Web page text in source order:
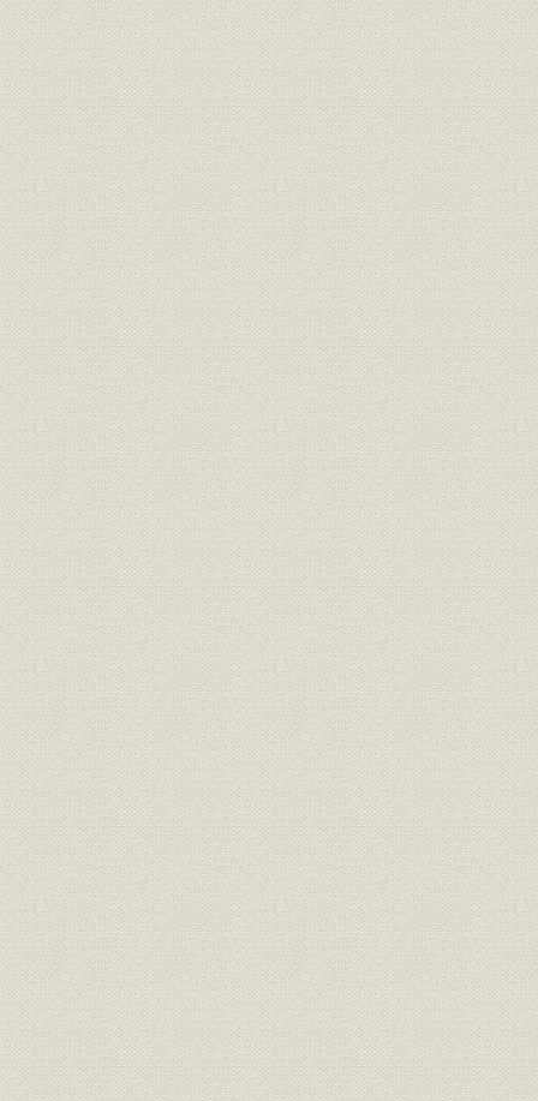
(1) 不換紙幣の整理
(2) 日本銀行設立の建議
(3) 日本銀行条例の制定過程
(4) 日本銀行条例の制定
(5) 田口卯吉の批判
6. 日本銀行の開業
(1) 創立事務の開始
(2) 株主の募集
(3) 開業準備
(4) 開業
(5) 日本銀行創立の意義
第2章 草創期の日本銀行(明治15年~29年)―中央銀行業務の基礎固
1. 公定歩合の設定
(1) 公定歩合体系の整備
(2) 大阪支店の公定歩合
2. 国庫・国債事務の取扱い
(1) 国庫金の取扱い
(2) 国債事務の取扱い
3. 兌換銀行券の発行
(1) 兌換銀行券条例の制定
(2) 国立銀行券(国立銀行紙幣)の消却
(3) 政府紙幣の銀貨兌換